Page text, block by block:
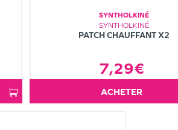
SYNTHOLKINÉ
SYNTHOLKINÉ
PATCH CHAUFFANT X2
7,29€
ACHETER